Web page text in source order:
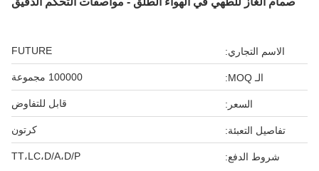
الاسم التجاري: FUTURE
الـ MOQ: 100000 مجموعة
السعر: قابل للتفاوض
تفاصيل التعبئة: كرتون
شروط الدفع: TT،LC،D/A،D/P